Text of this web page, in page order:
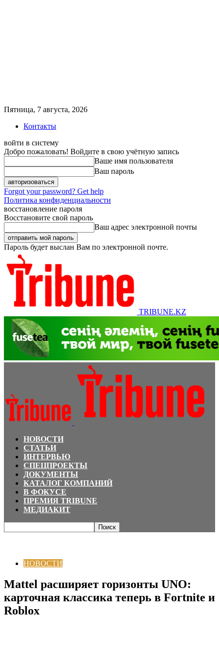
Пятница, 7 августа, 2026
Контакты
войти в систему
Добро пожаловать! Войдите в свою учётную запись
Ваше имя пользователя
Ваш пароль
Forgot your password? Get help
Политика конфиденциальности
восстановление пароля
Восстановите свой пароль
Ваш адрес электронной почты
Пароль будет выслан Вам по электронной почте.
TRIBUNE.KZ
НОВОСТИ
СТАТЬИ
ИНТЕРВЬЮ
СПЕЦПРОЕКТЫ
ДОКУМЕНТЫ
КАТАЛОГ КОМПАНИЙ
В ФОКУСЕ
ПРЕМИЯ TRIBUNE
МЕДИАКИТ
НОВОСТИ
Mattel расширяет горизонты UNO:
карточная классика теперь в Fortnite и
Roblox